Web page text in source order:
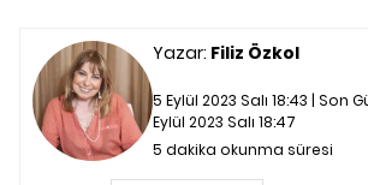
Yazar: Filiz Özkol
5 Eylül 2023 Salı 18:43 | Son
Eylül 2023 Salı 18:47
5 dakika okunma süresi